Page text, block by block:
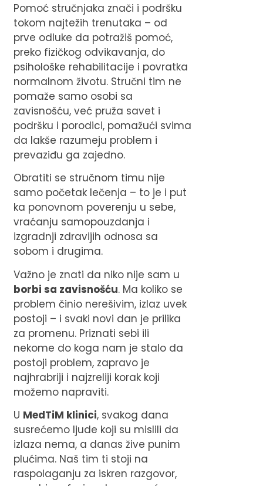
Pomoć stručnjaka znači i podršku
tokom najtežih trenutaka – od
prve odluke da potražiš pomoć,
preko fizičkog odvikavanja, do
psihološke rehabilitacije i povratka
normalnom životu. Stručni tim ne
pomaže samo osobi sa
zavisnošću, već pruža savet i
podršku i porodici, pomažući svima
da lakše razumeju problem i
prevaziđu ga zajedno.
Obratiti se stručnom timu nije
samo početak lečenja – to je i put
ka ponovnom poverenju u sebe,
vraćanju samopouzdanja i
izgradnji zdravijih odnosa sa
sobom i drugima.
Važno je znati da niko nije sam u
borbi sa zavisnošću. Ma koliko se
problem činio nerešivim, izlaz uvek
postoji – i svaki novi dan je prilika
za promenu. Priznati sebi ili
nekome do koga nam je stalo da
postoji problem, zapravo je
najhrabriji i najzreliji korak koji
možemo napraviti.
U MedTiM klinici, svakog dana
susrećemo ljude koji su mislili da
izlaza nema, a danas žive punim
plućima. Naš tim ti stoji na
raspolaganju za iskren razgovor,